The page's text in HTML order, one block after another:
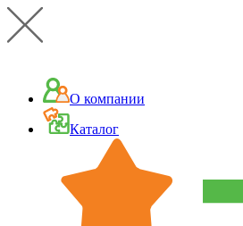
О компании
Каталог